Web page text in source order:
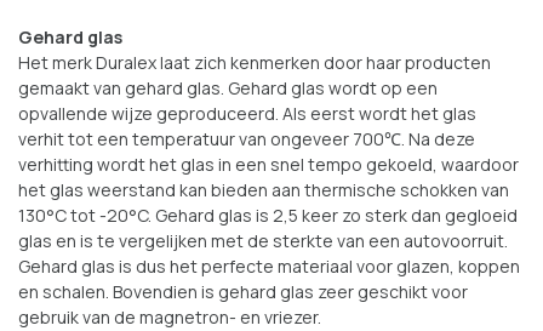
Gehard glas
Het merk Duralex laat zich kenmerken door haar producten
gemaakt van gehard glas. Gehard glas wordt op een
opvallende wijze geproduceerd. Als eerst wordt het glas
verhit tot een temperatuur van ongeveer 700℃. Na deze
verhitting wordt het glas in een snel tempo gekoeld, waardoor
het glas weerstand kan bieden aan thermische schokken van
130°C tot -20°C. Gehard glas is 2,5 keer zo sterk dan gegloeid
glas en is te vergelijken met de sterkte van een autovoorruit.
Gehard glas is dus het perfecte materiaal voor glazen, koppen
en schalen. Bovendien is gehard glas zeer geschikt voor
gebruik van de magnetron- en vriezer.